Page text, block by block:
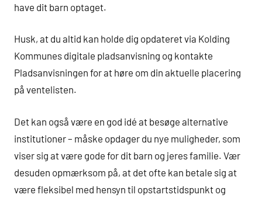
have dit barn optaget.
Husk, at du altid kan holde dig opdateret via Kolding
Kommunes digitale pladsanvisning og kontakte
Pladsanvisningen for at høre om din aktuelle placering
på ventelisten.
Det kan også være en god idé at besøge alternative
institutioner – måske opdager du nye muligheder, som
viser sig at være gode for dit barn og jeres familie. Vær
desuden opmærksom på, at det ofte kan betale sig at
være fleksibel med hensyn til opstartstidspunkt og